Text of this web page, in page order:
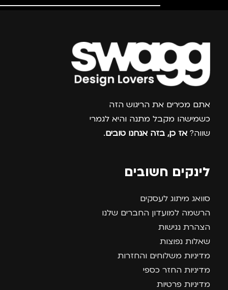
צרפו אותי למועדון
אתם מכירים את הריגוש הזה
כשמישהו מקבל מתנה והיא לגמרי
שווה? אז כן, בזה אנחנו טובים.
לינקים חשובים
סוואג מיתוג לעסקים
הרשמה למועדון החברים שלנו
הצהרת נגישות
שאלות נפוצות
מדיניות משלוחים והחזרות
מדיניות החזר כספי
מדיניות פרטיות